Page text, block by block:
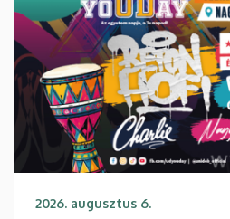
2026. augusztus 6.